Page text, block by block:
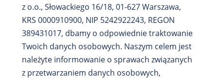
z o.o., Słowackiego 16/18, 01-627 Warszawa​,
KRS 0000910900, NIP 5242922243, REGON
389431017, dbamy o odpowiednie traktowanie
Twoich danych osobowych. Naszym celem jest
należyte informowanie o sprawach związanych
z przetwarzaniem danych osobowych,